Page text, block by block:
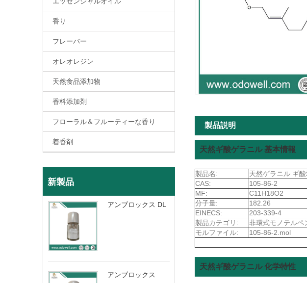
香り
フレーバー
オレオレジン
天然食品添加物
香料添加剤
フローラル＆フルーティーな香り
着香剤
新製品
アンブロックス DL
アンブロックス
製品説明
天然ギ酸ゲラニル 基本情報
製品名:
天然ゲラニル ギ酸
CAS:
105-86-2
MF:
C11H18O2
分子量:
182.26
EINECS:
203-339-4
製品カテゴリ:
非環式モノテルペ
モルファイル:
105-86-2.mol
天然ギ酸ゲラニル 化学特性